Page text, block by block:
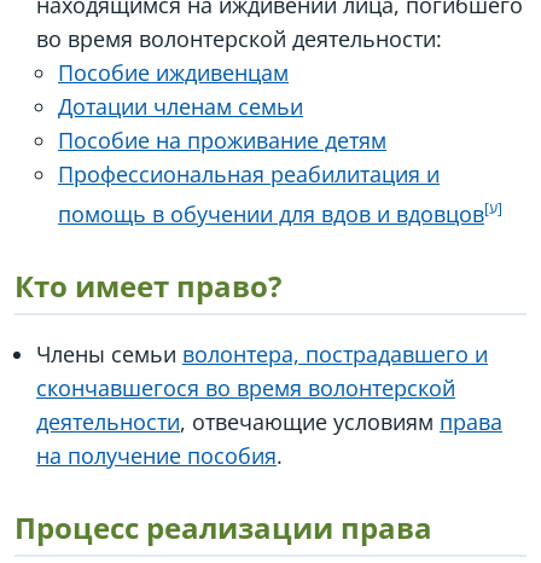
во время волонтерской деятельности:
Пособие иждивенцам
Дотации членам семьи
Пособие на проживание детям
Профессиональная реабилитация и
помощь в обучении для вдов и вдовцов
Кто имеет право?
Члены семьи волонтера, пострадавшего и
скончавшегося во время волонтерской
деятельности, отвечающие условиям права
на получение пособия.
Процесс реализации права